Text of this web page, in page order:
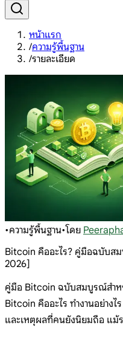
หน้าแรก
/ความรู้พื้นฐาน
/รายละเอียด
•ความรู้พื้นฐาน•โดย
Bitcoin คืออะไร? คู่มือฉบับส
2026]
คู่มือ Bitcoin ฉบับสมบูรณ์สำ
Bitcoin คืออะไร ทำงานอย่างไ
และเหตุผลที่คนยังนิยมถือ แม้